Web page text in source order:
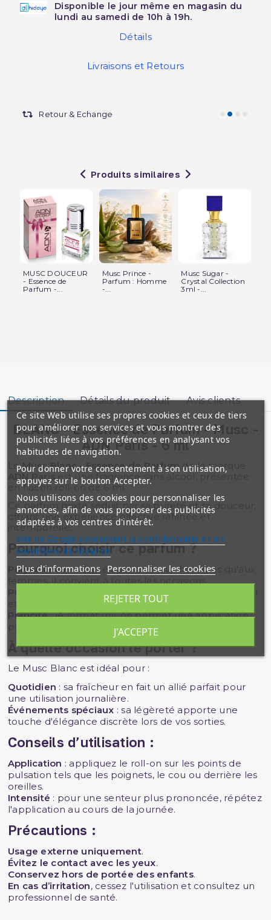
Disponible le jour même en magasin du
lundi au samedi de 10h à 19h.
Détails
Livraisons et Retours
Retour & Echange
Produits similaires
MUSC DOUCEUR
- Essence de
Parfum -...
Musc Prince -
Parfum : Homme
-...
Musc Sugar -
Crystal Collection
3ml -...
Description Détails du produit Avis clients
BLANC - Essence de Parfum - Musc -
ADN Paris - 6 ml
LeMusc Blanc - Essence de Parfum de la marque
ADN Parisest une fragrance sans alcool, présentée
en flacon roll-on de 6 ml.
Ce parfum mixte séduit par sa pureté et sa douceur,
offrant une expérience olfactive raffinée et
intemporelle.
Pourquoi choisir ce parfum ?
Polyvalence: adapté aussi bien aux hommes qu'aux
femmes, il convient à toutes les occasions.
: sa composition sans alcool respecte la peau
et préserve l'intensité des arômes.
Praticité: le format roll-on permet une application
À quelle occasion le porter ?
Le Musc Blanc est idéal pour :
Quotidien : sa fraîcheur en fait un allié parfait pour
une utilisation journalière.
Événements spéciaux : sa légèreté apporte une
touche d'élégance discrète lors de vos sorties.
Conseils d’utilisation :
Application : appliquez le roll-on sur les points de
pulsation tels que les poignets, le cou ou derrière les
oreilles.
Intensité : pour une senteur plus prononcée, répétez
l'application au cours de la journée.
Précautions :
Usage externe uniquement.
Évitez le contact avec les yeux.
Conservez hors de portée des enfants.
En cas d’irritation, cessez l'utilisation et consultez un
professionnel de santé.
Ce site Web utilise ses propres cookies et ceux de tiers
pour améliorer nos services et vous montrer des
publicités liées à vos préférences en analysant vos
habitudes de navigation.
Pour donner votre consentement à son utilisation,
appuyez sur le bouton Accepter.
Nous utilisons des cookies pour personnaliser les
annonces, afin de vous proposer des publicités
adaptées à vos centres d'intérêt.
site de Google concernant la confidentialité et les
conditions d'utilisation
Plus d'informations Personnaliser les cookies
REJETER TOUT
J'ACCEPTE